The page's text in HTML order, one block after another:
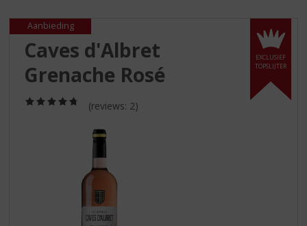
p
EXCLUSIEF
TOPSLIJTER
Aanbieding
Caves d'Albret
Grenache Rosé
/
(reviews: 2)